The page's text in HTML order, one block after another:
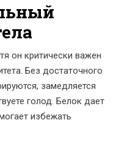
он критически важен
Без достаточного
замедляется
голод. Белок дает
избежать